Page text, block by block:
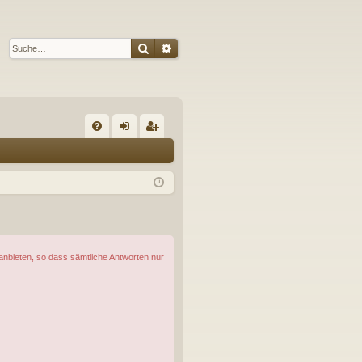
SucheErweiterte Suche
Q m ist
so dass sämtliche Antworten nur